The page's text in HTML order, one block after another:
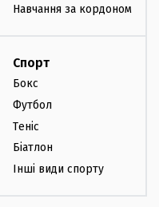
Навчання за кордоном
Спорт
Бокс
Футбол
Теніс
Біатлон
Інші види спорту